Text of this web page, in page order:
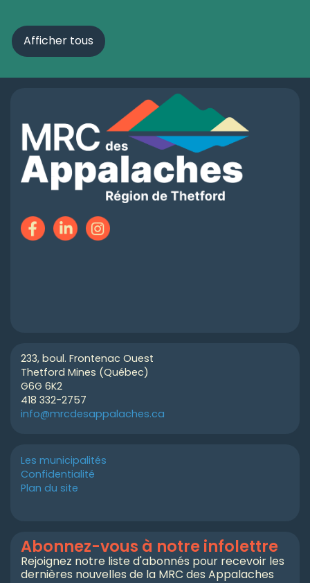
Afficher tous
233, boul. Frontenac Ouest
Thetford Mines (Québec)
G6G 6K2
418 332-2757
info@mrcdesappalaches.ca
Les municipalités
Confidentialité
Plan du site
Abonnez-vous à notre infolettre
Rejoignez notre liste d'abonnés pour recevoir les
dernières nouvelles de la MRC des Appalaches